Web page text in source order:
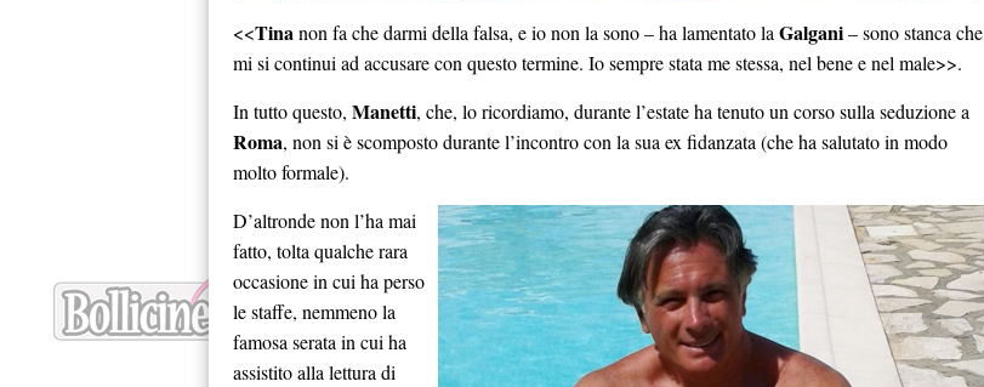
<<Tinanon fa che darmi della falsa, e io non la sono – ha lamentato la Galgani– sono stanca che
mi si continui ad accusare con questo termine. Io sempre stata me stessa, nel bene e nel male>>.
In tutto questo, Manetti, che, lo ricordiamo, durante l’estate ha tenuto un corso sulla seduzione a
Roma, non si è scomposto durante l’incontro con la sua ex fidanzata (che ha salutato in modo
molto formale).
D’altronde non l’ha mai
fatto, tolta qualche rara
occasione in cui ha perso
le staffe, nemmeno la
famosa serata in cui ha
assistito alla lettura di